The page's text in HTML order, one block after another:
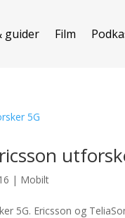
guider Film
| Mobilt
5G. Ericsson og